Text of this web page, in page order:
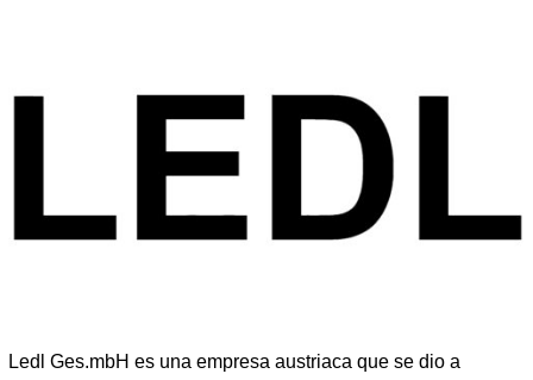
Ledl Ges.mbH es una empresa austriaca que se dio a